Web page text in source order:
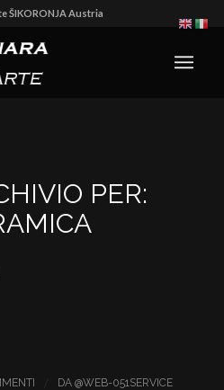
ŠIKORONJA Austria
PER:
DA @WEB-051SERVICE